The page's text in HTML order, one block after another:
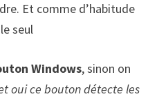
Et comme d’habitude
seul
Windows, sinon on
oui ce bouton détecte les